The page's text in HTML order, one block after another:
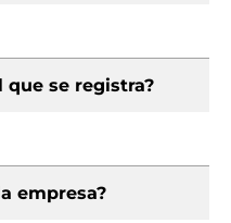
que se registra?
empresa?